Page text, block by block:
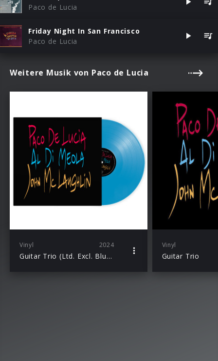
Paco de Lucia
Friday Night In San Francisco
Paco de Lucia
Weitere Musik von Paco de Lucia
Vinyl 2024
Guitar Trio (Ltd. Excl. Blue LP)
Vinyl
Guitar Trio